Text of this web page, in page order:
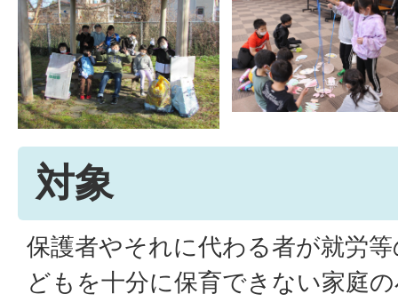
対象
保護者やそれに代わる者が就労
どもを十分に保育できない家庭